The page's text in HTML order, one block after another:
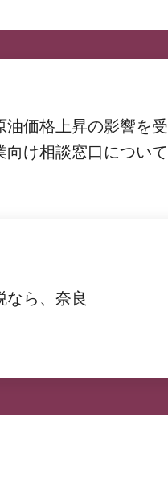
油価格上昇の影響を受
向け相談窓口について
なら、奈良